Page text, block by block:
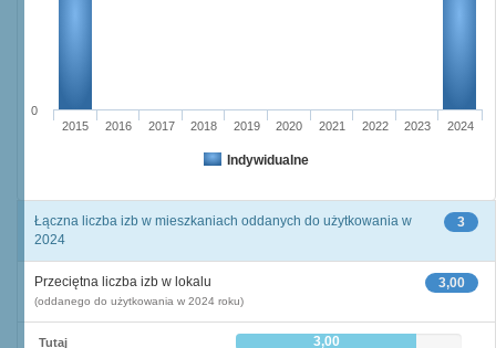
Indywidualne
2015 2016 2017 2018 2019 2020 2021 2022 2023 2024
0
3
Łączna liczba izb w mieszkaniach oddanych do użytkowania w
2024
3,00
Przeciętna liczba izb w lokalu
(oddanego do użytkowania w 2024 roku)
Tutaj 3,00